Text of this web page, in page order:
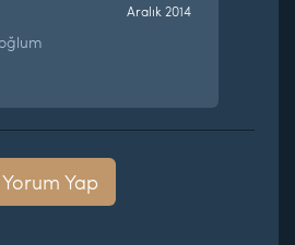
Aralık 2014
Yorum Yap